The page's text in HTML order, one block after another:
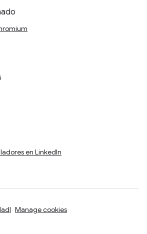
en LinkedIn
Manage cookies